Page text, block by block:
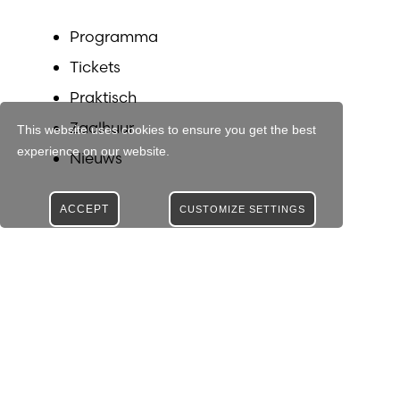
This website uses cookies to ensure you get the best
experience on our website.
CUSTOMIZE SETTINGS
ACCEPT
Programma
Tickets
Praktisch
Zaalhuur
Nieuws